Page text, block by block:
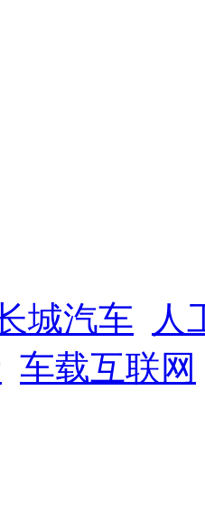
城汽车
人
车载互联网